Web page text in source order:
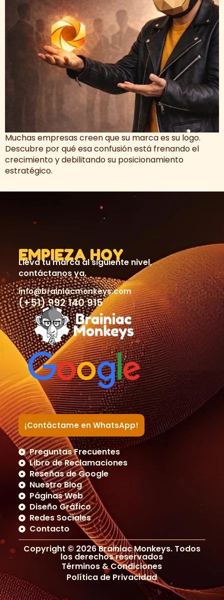
Muchas empresas creen que su marca es su logo.
Descubre por qué esa confusión está frenando el
crecimiento y debilitando su posicionamiento
estratégico.
EMPIEZA HOY
Lleva tu marca al siguiente nivel,
contáctanos ya.
info@brainiacmonkeys.com
(+51) 992 140 915
¡Contáctame en WhatsApp!
Preguntas Frecuentes
Libro de Reclamaciones
Reseñas de Google
Nuestro Blog
Páginas Web
Diseño Gráfico
Redes Sociales
Contacto
Copyright © 2026 Brainiac Monkeys. Todos
los derechos reservados
Términos & Condiciones
Política de Privacidad